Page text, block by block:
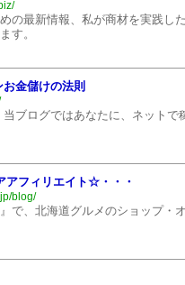
の最新情報、私が商材を実践した
す。
金儲けの法則
ブログではあなたに、ネットで
アフィリエイト☆・・・
blog/
で、北海道グルメのショップ・オ